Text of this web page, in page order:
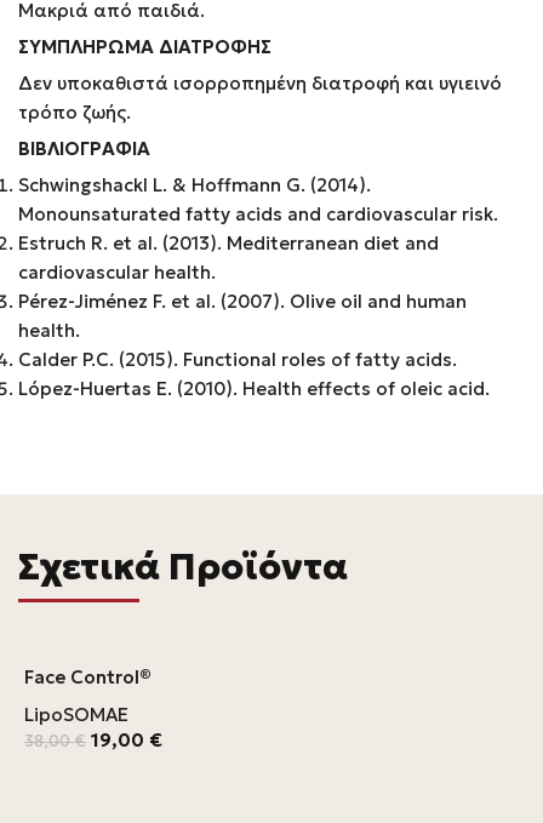
Μακριά από παιδιά.
ΣΥΜΠΛΗΡΩΜΑ ΔΙΑΤΡΟΦΗΣ
Δεν υποκαθιστά ισορροπημένη διατροφή και υγιεινό
τρόπο ζωής.
ΒΙΒΛΙΟΓΡΑΦΙΑ
Schwingshackl L. & Hoffmann G. (2014).
Monounsaturated fatty acids and cardiovascular risk.
Estruch R. et al. (2013). Mediterranean diet and
cardiovascular health.
Pérez-Jiménez F. et al. (2007). Olive oil and human
health.
Calder P.C. (2015). Functional roles of fatty acids.
López-Huertas E. (2010). Health effects of oleic acid.
Σχετικά Προϊόντα
Face Control®
LipoSOMAE
38,00€ 19,00 €